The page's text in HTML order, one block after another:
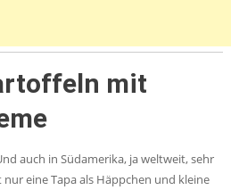
mit
auch in Südamerika, ja weltweit, sehr
eine Tapa als Häppchen und kleine